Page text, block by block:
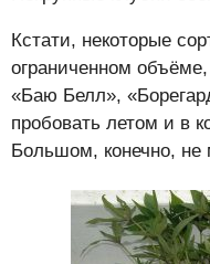
Кстати, некоторые
ограниченном
«Баю Белл»,
пробовать летом и в
Большом, конечно, не